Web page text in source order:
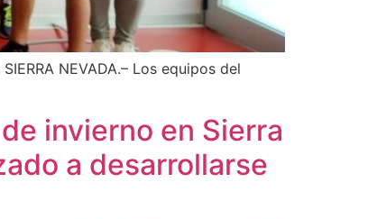
NEVADA.– Los equipos del
invierno en Sierra
a desarrollarse